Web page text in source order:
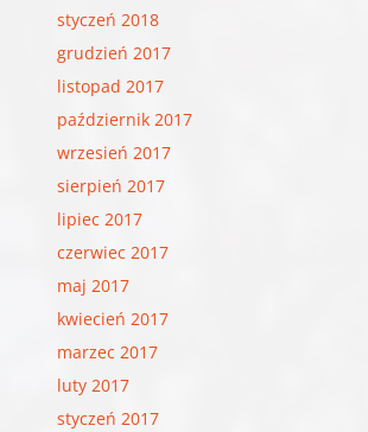
styczeń 2018
grudzień 2017
listopad 2017
październik 2017
wrzesień 2017
sierpień 2017
lipiec 2017
czerwiec 2017
maj 2017
kwiecień 2017
marzec 2017
luty 2017
styczeń 2017